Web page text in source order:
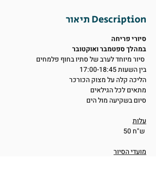
תיאור Description
סיורי פריחה
במהלך ספטמבר ואוקטובר
בין השעות 17:00-18:45
הליכה קלה על מצוק הכורכר
מתאים לכל הגילאים
סיום בשקיעה מול הים
עלות
מועדי הסיור